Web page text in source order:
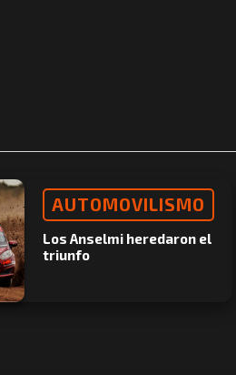
AUTOMOVILISMO
Los Anselmi heredaron el
triunfo